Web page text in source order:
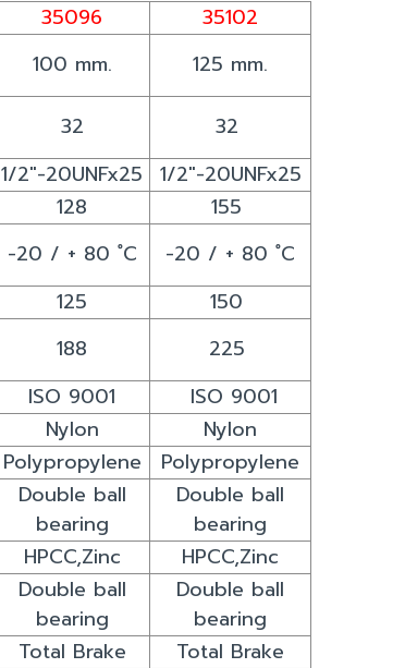
35096
35102
100 mm.
125 mm.
32
32
1/2"-20UNFx25
1/2"-20UNFx25
128
155
-20 / + 80 ํC
-20 / + 80 ํC
125
150
188
225
ISO 9001
ISO 9001
Nylon
Nylon
Polypropylene
Polypropylene
Double ball
bearing
Double ball
bearing
HPCC,Zinc
HPCC,Zinc
Double ball
bearing
Double ball
bearing
Total Brake Total Brake